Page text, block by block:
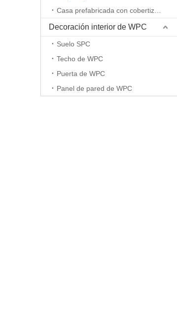
Decoración interior de WPC
Suelo SPC
Techo de WPC
Puerta de WPC
Panel de pared de WPC